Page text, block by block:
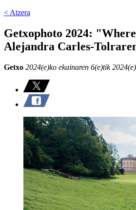
< Atzera
Getxophoto 2024:
Alejandra Carles-
Getxo 2024(e)ko ekainaren 6(e)tik